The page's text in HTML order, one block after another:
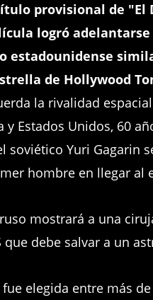
provisional de "El
logró adelantarse
estadounidense
de Hollywood
la rivalidad
y Estados Unidos, 60
soviético Yuri Gagarin
hombre en llegar al
mostrará a una
que debe salvar a un
elegida entre más